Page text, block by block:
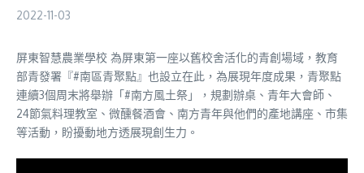
2022-11-03
屏東智慧農業學校 為屏東第一座以舊校舍活化的青創場域，教育
部青發署『#南區青聚點』也設立在此，為展現年度成果，青聚點
連續3個周末將舉辦「#南方風土祭」，規劃辦桌、青年大會師、
24節氣料理教室、微醺餐酒會、南方青年與他們的產地講座、市集
等活動，盼擾動地方透展現創生力。